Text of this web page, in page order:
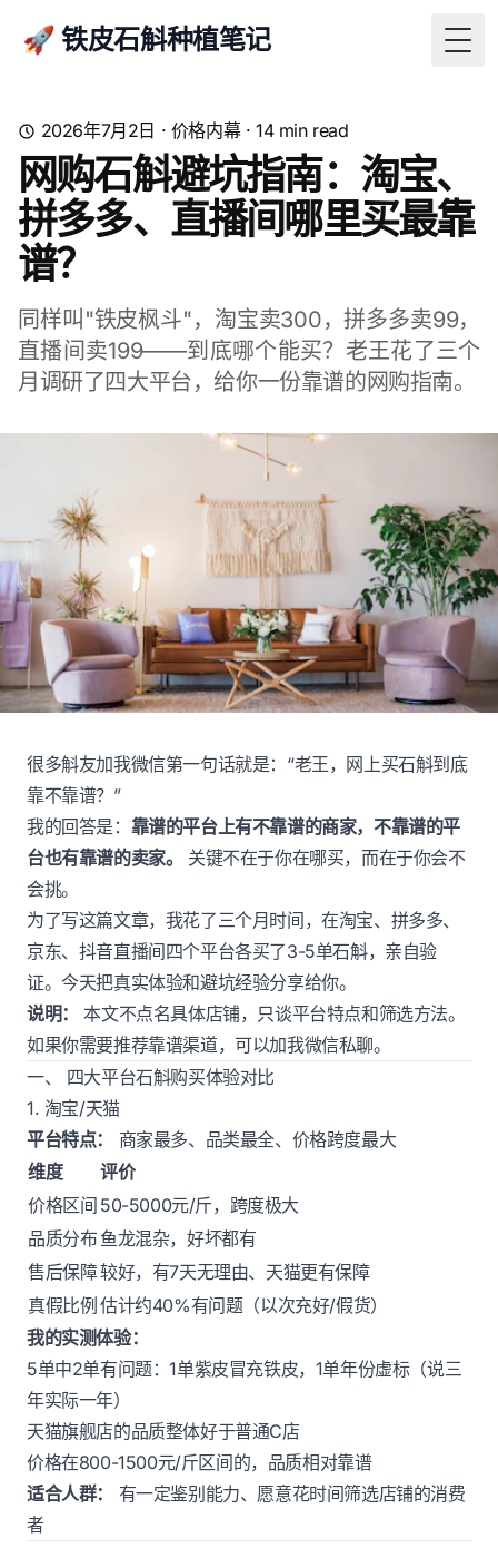
🚀 铁皮石斛种植笔记
2026年7月2日 · 价格内幕·14min read
网购石斛避坑指南：淘宝、
拼多多、直播间哪里买最靠
谱？
同样叫"铁皮枫斗"，淘宝卖300，拼多多卖99，
直播间卖199——到底哪个能买？老王花了三个
月调研了四大平台，给你一份靠谱的网购指南。
很多斛友加我微信第一句话就是：“老王，网上买石斛到底
靠不靠谱？”
我的回答是： 靠谱的平台上有不靠谱的商家，不靠谱的平
台也有靠谱的卖家。
关键不在于你在哪买，而在于你会不
会挑。
为了写这篇文章，我花了三个月时间，在淘宝、拼多多、
京东、抖音直播间四个平台各买了3-5单石斛，亲自验
证。今天把真实体验和避坑经验分享给你。
说明：
本文不点名具体店铺，只谈平台特点和筛选方法。
如果你需要推荐靠谱渠道，可以加我微信私聊。
一、 四大平台石斛购买体验对比
1. 淘宝/天猫
平台特点：
商家最多、品类最全、价格跨度最大
维度
评价
价格区间 50-5000元/斤，跨度极大
品质分布 鱼龙混杂，好坏都有
售后保障较好，有7天无理由、天猫更有保障
真假比例估计约40%有问题（以次充好/假货）
我的实测体验：
5单中2单有问题：1单紫皮冒充铁皮，1单年份虚标（说三
年实际一年）
天猫旗舰店的品质整体好于普通C店
价格在800-1500元/斤区间的，品质相对靠谱
适合人群：
有一定鉴别能力、愿意花时间筛选店铺的消费
者